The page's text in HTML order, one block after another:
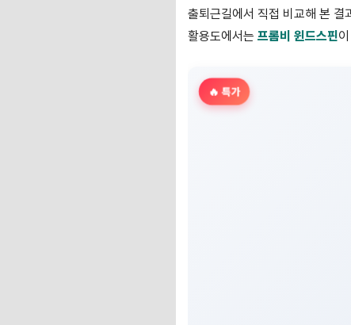
출퇴근길에서 직접 비교해 본 결
활용도에서는 프롬비 윈드스핀